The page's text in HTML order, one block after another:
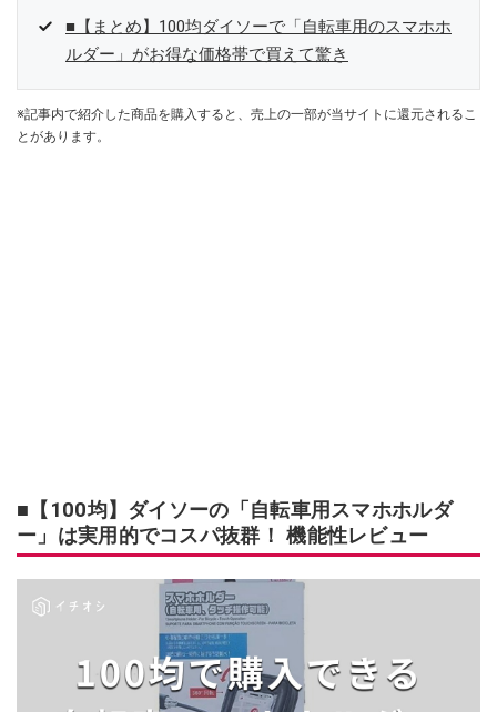
■【まとめ】100均ダイソーで「自転車用のスマホホ
ルダー」がお得な価格帯で買えて驚き
※記事内で紹介した商品を購入すると、売上の一部が当サイトに還元されるこ
とがあります。
■【100均】ダイソーの「自転車用スマホホルダ
ー」は実用的でコスパ抜群！ 機能性レビュー